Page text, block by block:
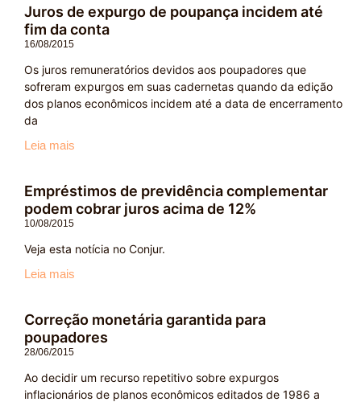
Juros de expurgo de poupança incidem até
fim da conta
16/08/2015
Os juros remuneratórios devidos aos poupadores que
sofreram expurgos em suas cadernetas quando da edição
dos planos econômicos incidem até a data de encerramento
da
Leia mais
Empréstimos de previdência complementar
podem cobrar juros acima de 12%
10/08/2015
Veja esta notícia no Conjur.
Leia mais
Correção monetária garantida para
poupadores
28/06/2015
Ao decidir um recurso repetitivo sobre expurgos
inflacionários de planos econômicos editados de 1986 a